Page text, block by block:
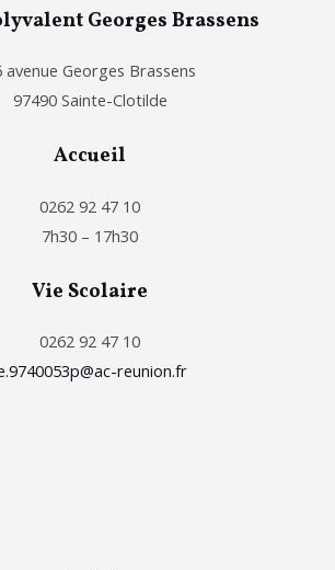
Georges Brassens
avenue Georges Brassens
97490 Sainte-Clotilde
Accueil
0262 92 47 10
7h30 – 17h30
Vie Scolaire
0262 92 47 10
reunion.fr